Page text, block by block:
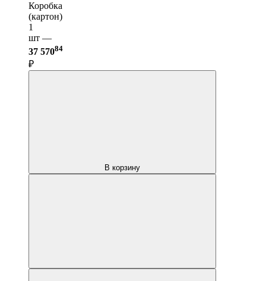
Коробка
(картон)
1
шт —
37 57084
₽
В корзину